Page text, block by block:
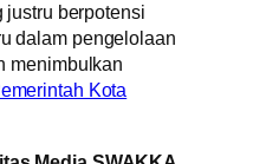
berpotensi
dalam pengelolaan
menimbulkan
Kota